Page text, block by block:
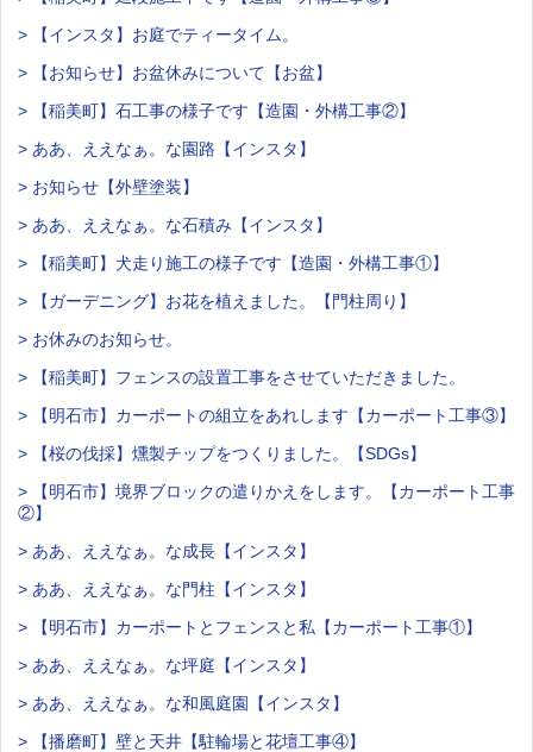
> 【インスタ】お庭でティータイム。
> 【お知らせ】お盆休みについて【お盆】
> 【稲美町】石工事の様子です【造園・外構工事②】
> ああ、ええなぁ。な園路【インスタ】
> お知らせ【外壁塗装】
> ああ、ええなぁ。な石積み【インスタ】
> 【稲美町】犬走り施工の様子です【造園・外構工事①】
> 【ガーデニング】お花を植えました。【門柱周り】
> お休みのお知らせ。
> 【稲美町】フェンスの設置工事をさせていただきました。
> 【明石市】カーポートの組立をあれします【カーポート工事③】
> 【桜の伐採】燻製チップをつくりました。【SDGs】
> 【明石市】境界ブロックの遣りかえをします。【カーポート工事
②】
> ああ、ええなぁ。な成長【インスタ】
> ああ、ええなぁ。な門柱【インスタ】
> 【明石市】カーポートとフェンスと私【カーポート工事①】
> ああ、ええなぁ。な坪庭【インスタ】
> ああ、ええなぁ。な和風庭園【インスタ】
> 【播磨町】壁と天井【駐輪場と花壇工事④】